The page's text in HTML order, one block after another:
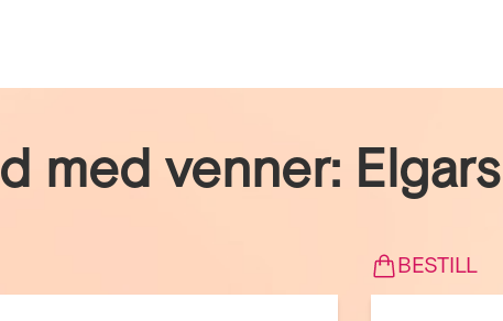
med venner:
BESTILL